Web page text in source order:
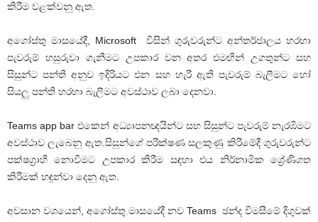
කිරීම වළක්වනු ඇත.
අගෝස්තු මාසයේදී, Microsoft විසින් ගුරුවරුන්ට අන්තර්ජාලය හරහා
පැවරුම් හසුරුවා ගැනීමට උපකාර වන අතර එමඟින් උගතුන්ට සහ
සිසුන්ට පන්ති අනුව ඉදිරියට එන සහ හැරී ඇති පැවරුම් බැලීමට හෝ
සියලු පන්ති හරහා බැලීමට අවස්ථාව ලබා දෙනවා.
Teams app bar එකෙන් අධ්‍යාපනඥයින්ට සහ සිසුන්ට පැවරුම් නැරඹීමට
අවස්ථාව ලැබෙනු ඇත.සිසුන්ගේ පරීක්ෂණ සලකුණු කිරීමේදී ගුරුවරුන්ට
පක්ෂග්‍රාහී නොවීමට උපකාර කිරීම සඳහා එය නිර්නාමික ශ්‍රේණිගත
කිරීමක් හඳුන්වා දෙනු ඇත.
අවසාන වශයෙන්, අගෝස්තු මාසයේදී නව Teams ඡන්ද විමසීමේ දිගුවක්